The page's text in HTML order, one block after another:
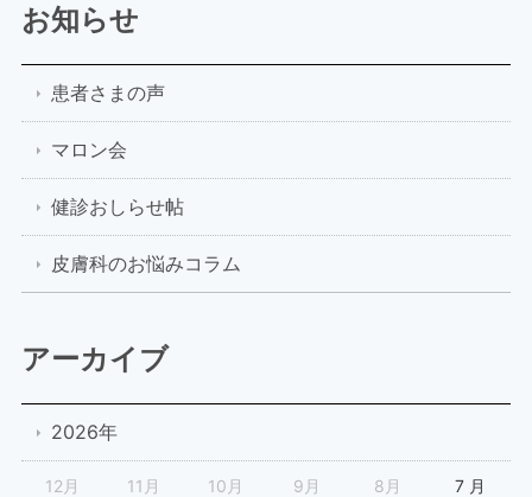
お知らせ
患者さまの声
マロン会
健診おしらせ帖
皮膚科のお悩みコラム
アーカイブ
2026年
12月 11月 10月 9月 8月 7 月